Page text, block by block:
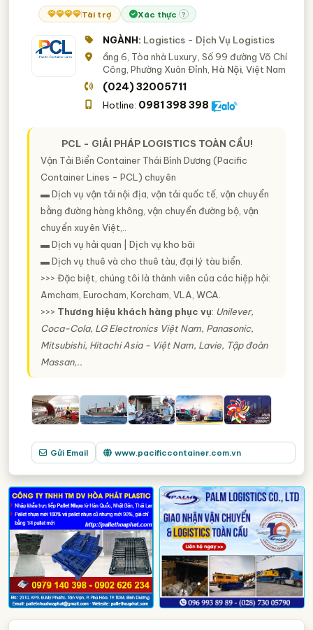
Tài trợ Xác thực ?
NGÀNH: Logistics - Dịch Vụ Logistics
ầng 6, Tòa nhà Luxury, Số 99 đường Võ Chí
Công, Phường Xuân Đỉnh, Hà Nội, Việt Nam
(024) 32005711
Hotline: 0981 398 398
PCL - GIẢI PHÁP LOGISTICS TOÀN CẦU!
Vận Tải Biển Container Thái Bình Dương (Pacific
Container Lines - PCL) chuyên
▬ Dịch vụ vận tải nội địa, vận tải quốc tế, vận chuyển
bằng đường hàng không, vận chuyển đường bộ, vận
chuyển xuyên Việt,..
▬ Dịch vụ hải quan | Dịch vụ kho bãi
▬ Dịch vụ thuê và cho thuê tàu, đại lý tàu biển.
>>> Đặc biệt, chúng tôi là thành viên của các hiệp hội:
Amcham, Eurocham, Korcham, VLA, WCA.
>>> Thương hiệu khách hàng phục vụ: Unilever,
Coca-Cola, LG Electronics Việt Nam, Panasonic,
Mitsubishi, Hitachi Asia - Việt Nam, Lavie, Tập đoàn
Massan,..
Gửi Email www.pacificcontainer.com.vn